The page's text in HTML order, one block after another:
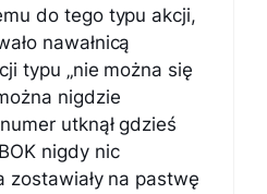
do tego typu akcji,
nawałnicą
typu „nie można się
nigdzie
utknął gdzieś
nigdy nic
zostawiały na pastwę